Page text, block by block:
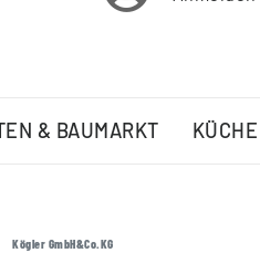
& BAUMARKT
Kögler GmbH&Co.KG